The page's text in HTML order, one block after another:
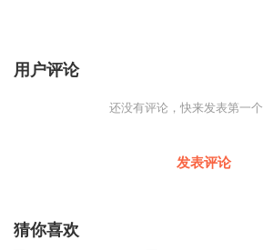
用户评论
还没有评论，快来发表第一个
发表评论
猜你喜欢